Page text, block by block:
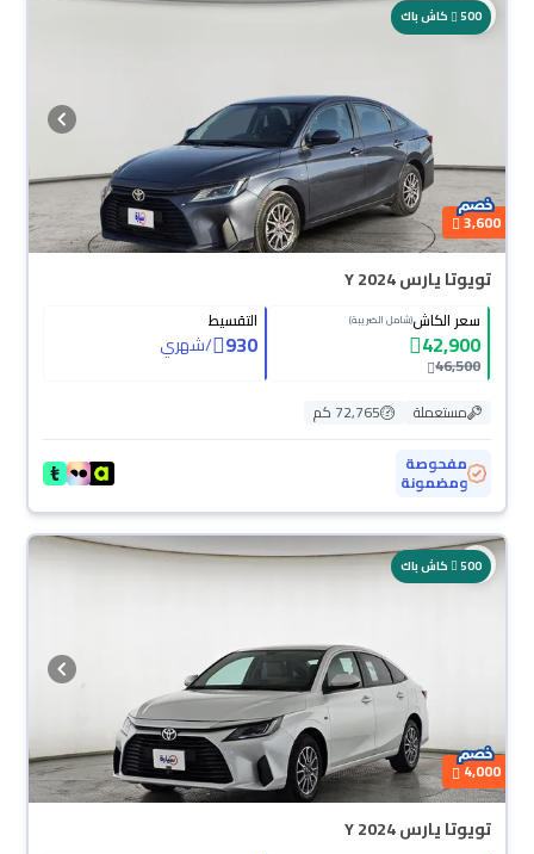
500 كاش باك
3,600
تويوتا يارس Y 2024
سعر الكاش(شامل الضريبة)
42,900
46,500
التقسيط
930
/شهري
مستعملة
72,765 كم
مفحوصة
ومضمونة
500 كاش باك
4,000
تويوتا يارس Y 2024